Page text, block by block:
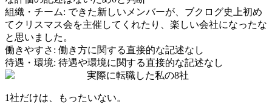
組織・チーム: できた新しいメンバーが、ブクログ史上初め
てクリスマス会を主催してくれたり、楽しい会社になったな
と思いました。
働きやすさ : 働き方に関する直接的な記述なし
待遇・環境: 待遇や環境に関する直接的な記述なし
実際に転職した私の8社
1社だけは、もったいない。